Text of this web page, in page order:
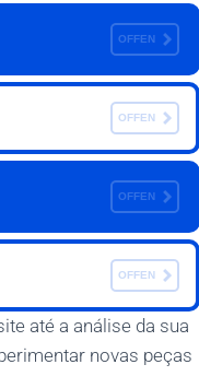
OFFEN
OFFEN
OFFEN
OFFEN
até a análise da sua
novas peças